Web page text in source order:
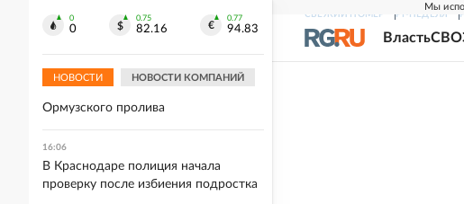
Мы
СВЕЖИЙ НОМЕР РГ-НЕДЕЛЯ
ВластьСВО
0
0
0.75
82.16
0.77
94.83
НОВОСТИ НОВОСТИ КОМПАНИЙ
Германию компания теряет суда под
Одессой
16:19
КСИР назвал условие открытия
Ормузского пролива
16:06
В Краснодаре полиция начала
проверку после избиения подростка